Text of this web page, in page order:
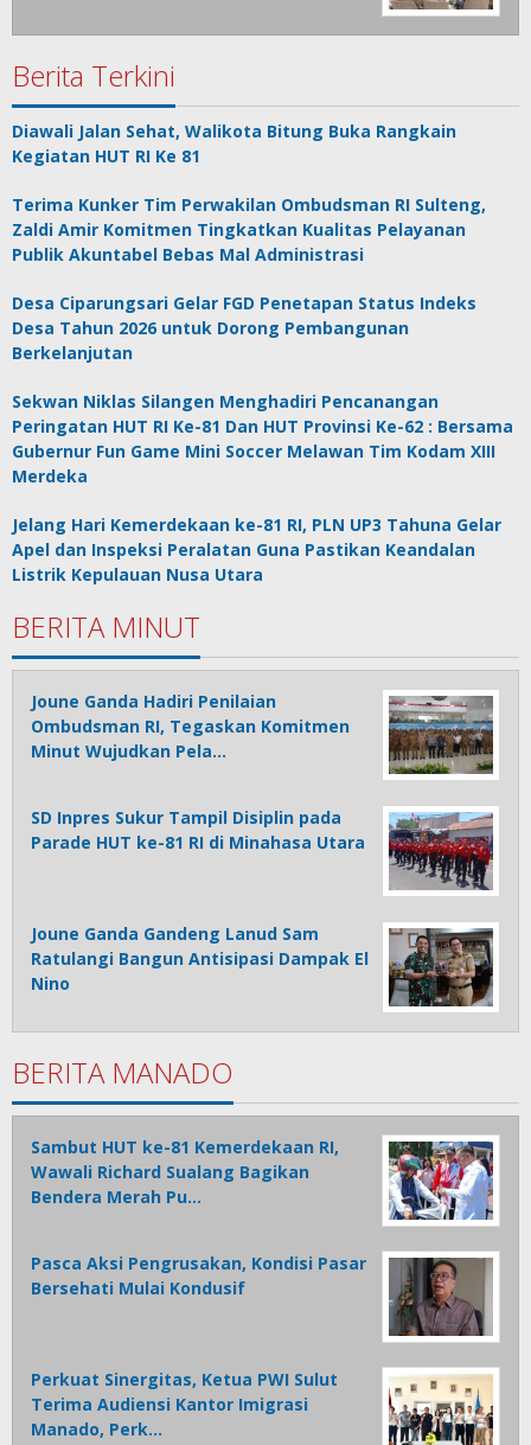
Berita Terkini
Diawali Jalan Sehat, Walikota Bitung Buka Rangkain
Kegiatan HUT RI Ke 81
Terima Kunker Tim Perwakilan Ombudsman RI Sulteng,
Zaldi Amir Komitmen Tingkatkan Kualitas Pelayanan
Publik Akuntabel Bebas Mal Administrasi
Desa Ciparungsari Gelar FGD Penetapan Status Indeks
Desa Tahun 2026 untuk Dorong Pembangunan
Berkelanjutan
Sekwan Niklas Silangen Menghadiri Pencanangan
Peringatan HUT RI Ke-81 Dan HUT Provinsi Ke-62 : Bersama
Gubernur Fun Game Mini Soccer Melawan Tim Kodam XIII
Merdeka
Jelang Hari Kemerdekaan ke-81 RI, PLN UP3 Tahuna Gelar
Apel dan Inspeksi Peralatan Guna Pastikan Keandalan
Listrik Kepulauan Nusa Utara
BERITA MINUT
Joune Ganda Hadiri Penilaian
Ombudsman RI, Tegaskan Komitmen
Minut Wujudkan Pela…
SD Inpres Sukur Tampil Disiplin pada
Parade HUT ke-81 RI di Minahasa Utara
Joune Ganda Gandeng Lanud Sam
Ratulangi Bangun Antisipasi Dampak El
Nino
BERITA MANADO
Sambut HUT ke-81 Kemerdekaan RI,
Wawali Richard Sualang Bagikan
Bendera Merah Pu…
Pasca Aksi Pengrusakan, Kondisi Pasar
Bersehati Mulai Kondusif
Perkuat Sinergitas, Ketua PWI Sulut
Terima Audiensi Kantor Imigrasi
Manado, Perk…